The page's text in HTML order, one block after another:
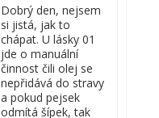
Dobrý den, nejsem
si jistá, jak to
chápat. U lásky 01
jde o manuální
činnost čili olej se
nepřidává do stravy
a pokud pejsek
odmítá šípek, tak